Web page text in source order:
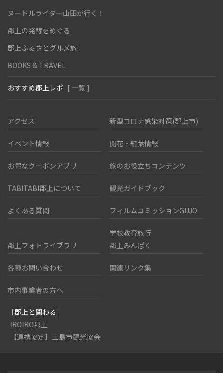
ヌードルライター山田が行く！
郡上の発酵をめぐる
郡上ふるさとグルメ旅
BOOKS & TRAVEL
おすすめ郡上レポ [ 一覧 ]
アクセス 新型コロナ感染対策(郡上市)
イベント情報 開花・紅葉情報
お得なクーポンアプリ 旅のお役立ちコンテンツ
TABITABI郡上について 観光ガイドブック
よくある質問 フィルムコミッションGUJO
郡上フォトライブラリ
学校教育旅行
郡上みんぱく
各種お問い合わせ 関連リンク集
市内事業者の方へ
［郡上と関わる］
IROIRO郡上
【連携協定】三島市観光協会